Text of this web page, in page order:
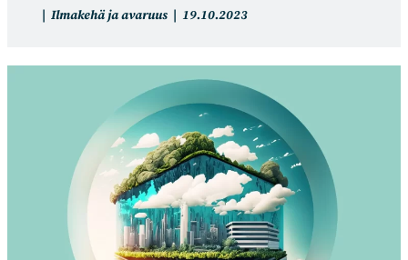
Artikkelin
Ilmakehä ja avaruus
Artikkeli
19.10.2023